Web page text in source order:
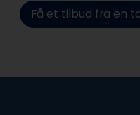
Få et tilbud fra en